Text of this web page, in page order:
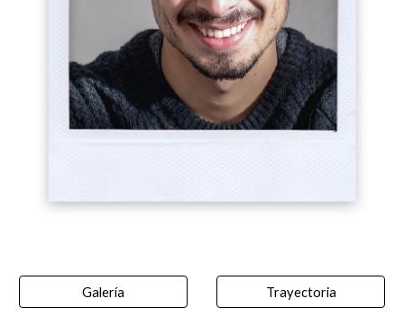
Galería Trayectoria